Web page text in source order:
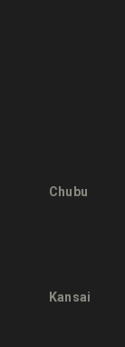
Chubu
Kansai